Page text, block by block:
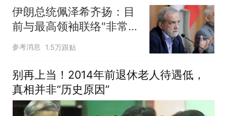
伊朗总统佩泽希齐扬：目
前与最高领袖联络"非常困
难"
参考消息 1.5万跟贴
别再上当！2014年前退休老人待遇低，
真相并非“历史原因”